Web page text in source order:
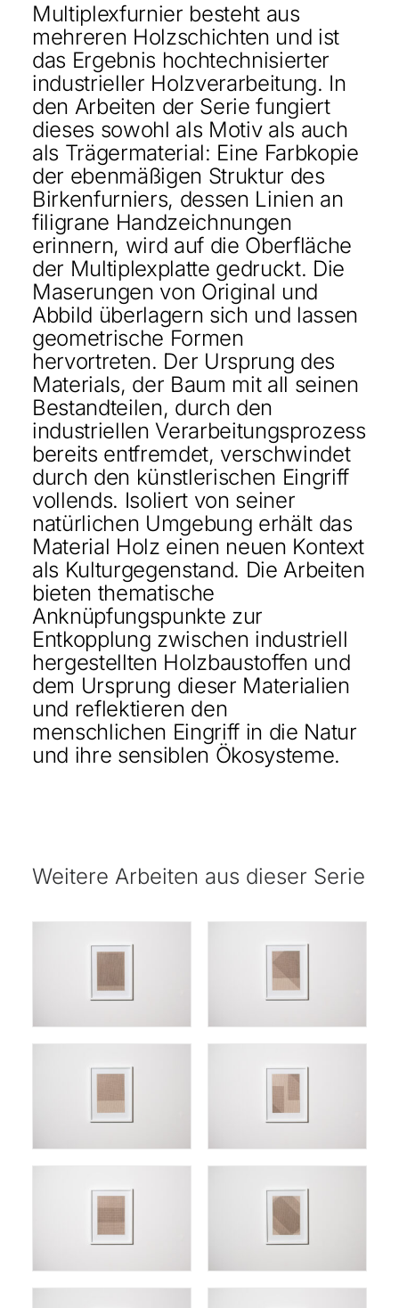
Multiplexfurnier besteht aus
mehreren Holzschichten und ist
das Ergebnis hochtechnisierter
industrieller Holzverarbeitung. In
den Arbeiten der Serie fungiert
dieses sowohl als Motiv als auch
als Trägermaterial: Eine Farbkopie
der ebenmäßigen Struktur des
Birkenfurniers, dessen Linien an
filigrane Handzeichnungen
erinnern, wird auf die Oberfläche
der Multiplexplatte gedruckt. Die
Maserungen von Original und
Abbild überlagern sich und lassen
geometrische Formen
hervortreten. Der Ursprung des
Materials, der Baum mit all seinen
Bestandteilen, durch den
industriellen Verarbeitungsprozess
bereits entfremdet, verschwindet
durch den künstlerischen Eingriff
vollends. Isoliert von seiner
natürlichen Umgebung erhält das
Material Holz einen neuen Kontext
als Kulturgegenstand. Die Arbeiten
bieten thematische
Anknüpfungspunkte zur
Entkopplung zwischen industriell
hergestellten Holzbaustoffen und
dem Ursprung dieser Materialien
und reflektieren den
menschlichen Eingriff in die Natur
und ihre sensiblen Ökosysteme.
Weitere Arbeiten aus dieser Serie